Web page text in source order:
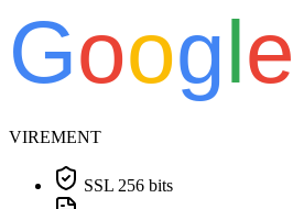
Google
VIREMENT
SSL 256 bits